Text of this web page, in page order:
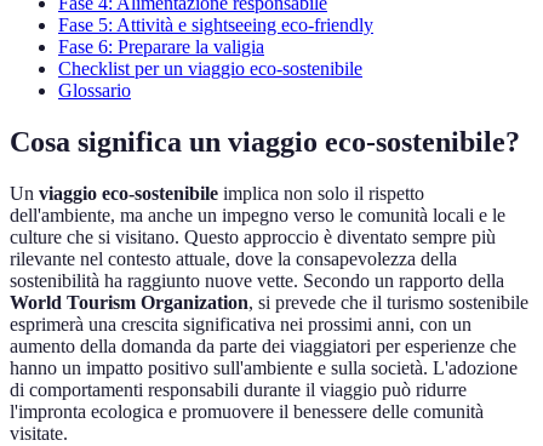
Fase 5: Attività e sightseeing eco-friendly
Fase 6: Preparare la valigia
Checklist per un viaggio eco-sostenibile
Glossario
Cosa significa un viaggio eco-sostenibile?
Un viaggio eco-sostenibile implica non solo il rispetto
dell'ambiente, ma anche un impegno verso le comunità locali e le
culture che si visitano. Questo approccio è diventato sempre più
rilevante nel contesto attuale, dove la consapevolezza della
sostenibilità ha raggiunto nuove vette. Secondo un rapporto della
World Tourism Organization, si prevede che il turismo sostenibile
esprimerà una crescita significativa nei prossimi anni, con un
aumento della domanda da parte dei viaggiatori per esperienze che
hanno un impatto positivo sull'ambiente e sulla società. L'adozione
di comportamenti responsabili durante il viaggio può ridurre
l'impronta ecologica e promuovere il benessere delle comunità
visitate.